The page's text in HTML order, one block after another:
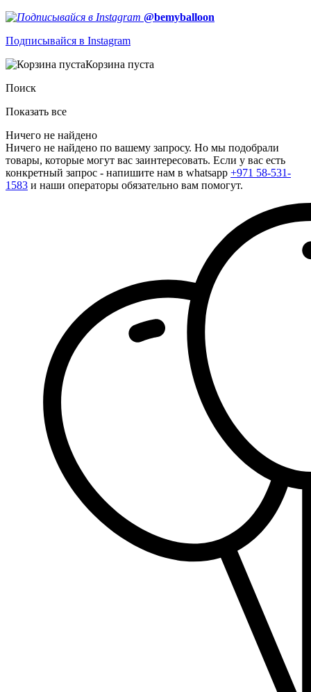
@bemyballoon
Подписывайся в Instagram
Корзина пуста
Поиск
Показать все
Ничего не найдено
Ничего не найдено по вашему запросу. Но мы подобрали
товары, которые могут вас заинтересовать. Если у вас есть
конкретный запрос - напишите нам в whatsapp +971 58-531-
1583 и наши операторы обязательно вам помогут.